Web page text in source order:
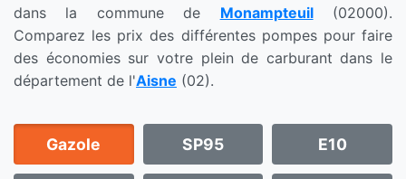
dans la commune de Monampteuil(02000).
Comparez les prix des différentes pompes pour faire
des économies sur votre plein de carburant dans le
département de l'Aisne (02).
Gazole SP95 E10